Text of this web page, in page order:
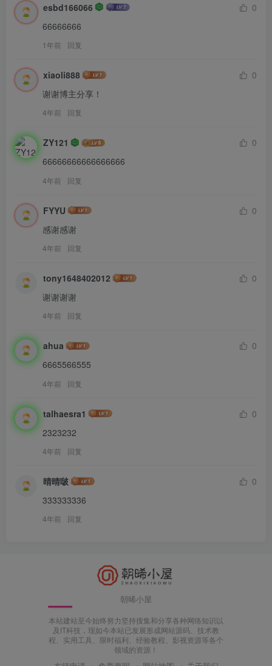
esbd166066
0
66666666
1年前 回复
xiaoli888
0
谢谢博主分享！
4年前 回复
ZY121
0
66666666666666666
4年前 回复
FYYU
0
感谢感谢
4年前 回复
tony1648402012
0
谢谢谢谢
4年前 回复
ahua
0
6665566555
4年前 回复
talhaesra1
0
2323232
4年前 回复
晴晴啵
0
333333336
4年前 回复
朝晞小屋
本站建站至今始终努力坚持搜集和分享各种网络知识以
及IT科技，现如今本站已发展形成网站源码、技术教
程、实用工具、限时福利、经验教程、影视资源等各个
领域的资源！